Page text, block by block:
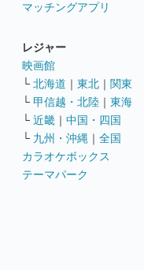
マッチングアプリ
レジャー
映画館
└ 北海道 ｜ 東北 ｜ 関東
└ 甲信越・北陸 ｜ 東海
└ 近畿 ｜ 中国・四国
└ 九州・沖縄 ｜ 全国
カラオケボックス
テーマパーク